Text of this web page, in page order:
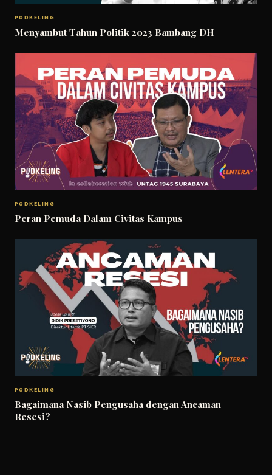
PODKELING
Menyambut Tahun Politik 2023 Bambang DH
PODKELING
Peran Pemuda Dalam Civitas Kampus
PODKELING
Bagaimana Nasib Pengusaha dengan Ancaman
Resesi?